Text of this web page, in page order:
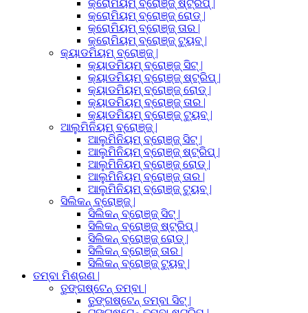
କ୍ରୋମିୟମ୍ ବ୍ରୋଞ୍ଜ୍ ଷ୍ଟ୍ରିପ୍ |
କ୍ରୋମିୟମ୍ ବ୍ରୋଞ୍ଜ୍ ରୋଡ୍ |
କ୍ରୋମିୟମ୍ ବ୍ରୋଞ୍ଜ୍ ତାର |
କ୍ରୋମିୟମ୍ ବ୍ରୋଞ୍ଜ୍ ଟ୍ୟୁବ୍ |
କ୍ୟାଡମିୟମ୍ ବ୍ରୋଞ୍ଜ୍ |
କ୍ୟାଡମିୟମ୍ ବ୍ରୋଞ୍ଜ୍ ସିଟ୍ |
କ୍ୟାଡମିୟମ୍ ବ୍ରୋଞ୍ଜ୍ ଷ୍ଟ୍ରିପ୍ |
କ୍ୟାଡମିୟମ୍ ବ୍ରୋଞ୍ଜ୍ ରୋଡ୍ |
କ୍ୟାଡମିୟମ୍ ବ୍ରୋଞ୍ଜ୍ ତାର |
କ୍ୟାଡମିୟମ୍ ବ୍ରୋଞ୍ଜ୍ ଟ୍ୟୁବ୍ |
ଆଲୁମିନିୟମ୍ ବ୍ରୋଞ୍ଜ୍ |
ଆଲୁମିନିୟମ୍ ବ୍ରୋଞ୍ଜ୍ ସିଟ୍ |
ଆଲୁମିନିୟମ୍ ବ୍ରୋଞ୍ଜ୍ ଷ୍ଟ୍ରିପ୍ |
ଆଲୁମିନିୟମ୍ ବ୍ରୋଞ୍ଜ୍ ରୋଡ୍ |
ଆଲୁମିନିୟମ୍ ବ୍ରୋଞ୍ଜ୍ ତାର |
ଆଲୁମିନିୟମ୍ ବ୍ରୋଞ୍ଜ୍ ଟ୍ୟୁବ୍ |
ସିଲିକନ୍ ବ୍ରୋଞ୍ଜ୍ |
ସିଲିକନ୍ ବ୍ରୋଞ୍ଜ୍ ସିଟ୍ |
ସିଲିକନ୍ ବ୍ରୋଞ୍ଜ୍ ଷ୍ଟ୍ରିପ୍ |
ସିଲିକନ୍ ବ୍ରୋଞ୍ଜ୍ ରୋଡ୍ |
ସିଲିକନ୍ ବ୍ରୋଞ୍ଜ୍ ତାର |
ସିଲିକନ୍ ବ୍ରୋଞ୍ଜ୍ ଟ୍ୟୁବ୍ |
ତମ୍ବା ମିଶ୍ରଣ |
ତୁଙ୍ଗଷ୍ଟେନ୍ ତମ୍ବା |
ତୁଙ୍ଗଷ୍ଟେନ୍ ତମ୍ବା ସିଟ୍ |